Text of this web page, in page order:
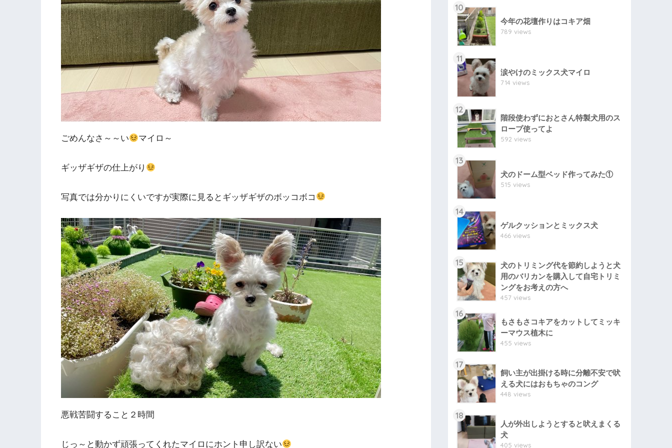
ごめんなさ～～い マイロ～
ギッザギザの仕上がり
写真では分かりにくいですが実際に見るとギッザギザのボッコボコ
悪戦苦闘すること２時間
じっ～と動かず頑張ってくれたマイロにホント申し訳ない
10
今年の花壇作りはコキア畑
789 views
11
涙やけのミックス犬マイロ
714 views
12
階段使わずにおとさん特製犬用のス
ロープ使ってよ
592 views
13
犬のドーム型ベッド作ってみた①
515 views
14
ゲルクッションとミックス犬
466 views
15
犬のトリミング代を節約しようと犬
用のバリカンを購入して自宅トリミ
ングをお考えの方へ
457 views
16
もさもさコキアをカットしてミッキ
ーマウス植木に
455 views
17
飼い主が出掛ける時に分離不安で吠
える犬にはおもちゃのコング
448 views
18
人が外出しようとすると吠えまくる
犬
405 views